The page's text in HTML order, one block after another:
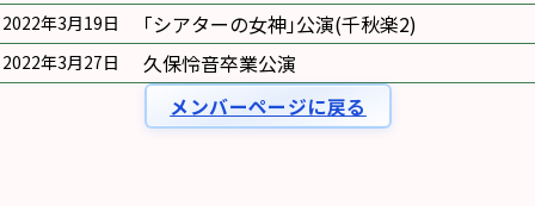
2022年3月19日 ｢シアターの女神｣公演(千秋楽2)
2022年3月27日 久保怜音卒業公演
メンバーページに戻る